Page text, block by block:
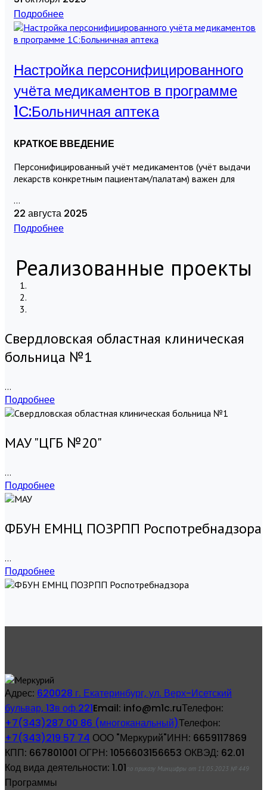
Подробнее
Настройка персонифицированного
учёта медикаментов в программе
1С:Больничная аптека
КРАТКОЕ ВВЕДЕНИЕ
Персонифицированный учёт медикаментов (учёт выдачи
лекарств конкретным пациентам/палатам) важен для
...
22 августа 2025
Подробнее
Реализованные проекты
Свердловская областная клиническая
больница №1
...
Подробнее
МАУ "ЦГБ №20"
...
Подробнее
ФБУН ЕМНЦ ПОЗРПП Роспотребнадзора
...
Подробнее
Адрес: 620028 г. Екатеринбург, ул. Верх-Исетский
бульвар, 13в оф.221Email: info@m1c.ruТелефон:
+7(343)287 00 86 (многоканальный)Телефон:
+7(343)219 57 74 ООО "Меркурий"ИНН: 6659117869
КПП: 667801001 ОГРН: 1056603156653 ОКВЭД: 62.01
Код вида деятельности: 1.01по приказу Минцифры от 11.05.2023 № 449
Программы